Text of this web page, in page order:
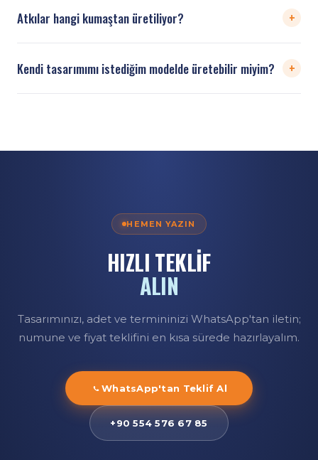
Atkılar hangi kumaştan üretiliyor? +
kullanıyoruz. Dijital baskı solmaz ve çatlamaz; iki uçta
Kendi tasarımımı istediğim modelde üretebilir miyim? +
HEMEN YAZIN
HIZLI TEKLİF
ALIN
Tasarımınızı, adet ve termininizi WhatsApp'tan iletin;
numune ve fiyat teklifini en kısa sürede hazırlayalım.
WhatsApp'tan Teklif Al
+90 554 576 67 85